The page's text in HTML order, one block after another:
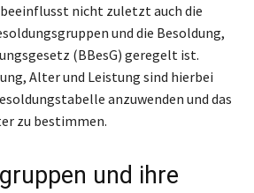
nicht zuletzt auch die
und die Besoldung,
(BBesG) geregelt ist.
Alter und Leistung sind hierbei
anzuwenden und das
zu bestimmen.
und ihre